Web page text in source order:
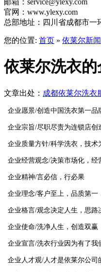
邮箱：service@ylexy.com
官网：www.ylexy.com
总部地址：四川省成都市一
您的位置: 首页 » 依莱尔新闻
依莱尔洗衣
文章出处： 成都依莱尔洗衣
企业愿景/创造中国洗衣第一品
企业宗旨/尽职尽责为连锁店创
企业质量方针/科学洗衣，技术
企业经营观念/决策市场化，
企业精神/言必信，行必果
企业理念/客户至上，品质第一
企业格言/观念决定人生，思路
企业使命/洗净人生，创造双赢
企业宣言/洗衣行业因为有了我
企业人才观/人才是依莱尔公司